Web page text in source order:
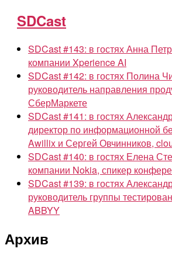
SDCast
SDCast #143: в гостях Анна
компании Xperience AI
SDCast #142: в гостях Полина
руководитель направления
СберМаркете
SDCast #141: в гостях
директор по информационной
Awillix и Сергей Овчинников,
SDCast #140: в гостях Елена
компании Nokia, спикер
SDCast #139: в гостях
руководитель группы
ABBYY
Архив